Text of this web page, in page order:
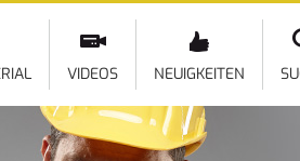
VIDEOS NEUIGKEITEN